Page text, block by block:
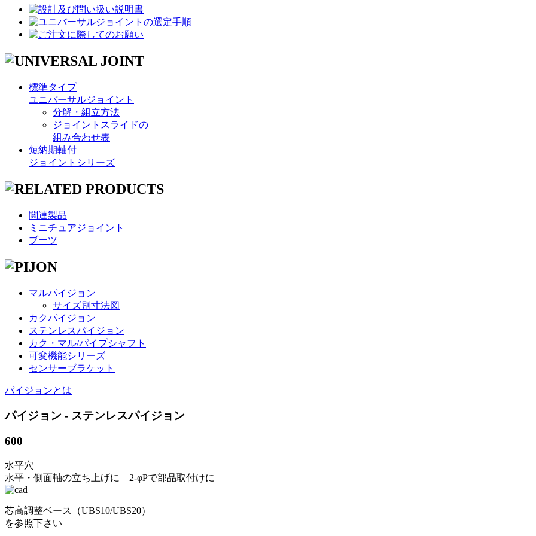
標準タイプ
ユニバーサルジョイント
分解・組立方法
ジョイントスライドの
組み合わせ表
短納期軸付
ジョイントシリーズ
関連製品
ミニチュアジョイント
ブーツ
マルパイジョン
サイズ別寸法図
カクパイジョン
ステンレスパイジョン
カク・マル/パイプシャフト
可変機能シリーズ
センサーブラケット
パイジョンとは
パイジョン - ステンレスパイジョン
600
水平穴
水平・側面軸の立ち上げに 2-φPで部品取付けに
芯高調整ベース（UBS10/UBS20）
を参照下さい